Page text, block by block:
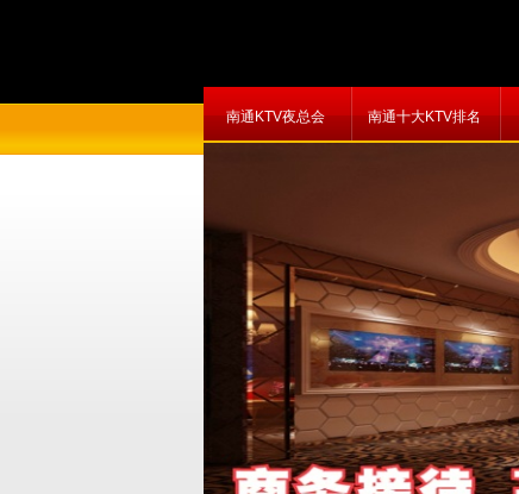
南通KTV夜总会 南通十大KTV排名